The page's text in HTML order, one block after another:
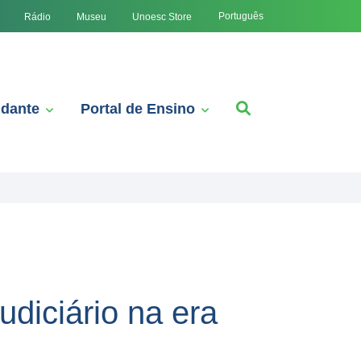
Rádio Museu Unoesc Store Português
Portal de Ensino
na era